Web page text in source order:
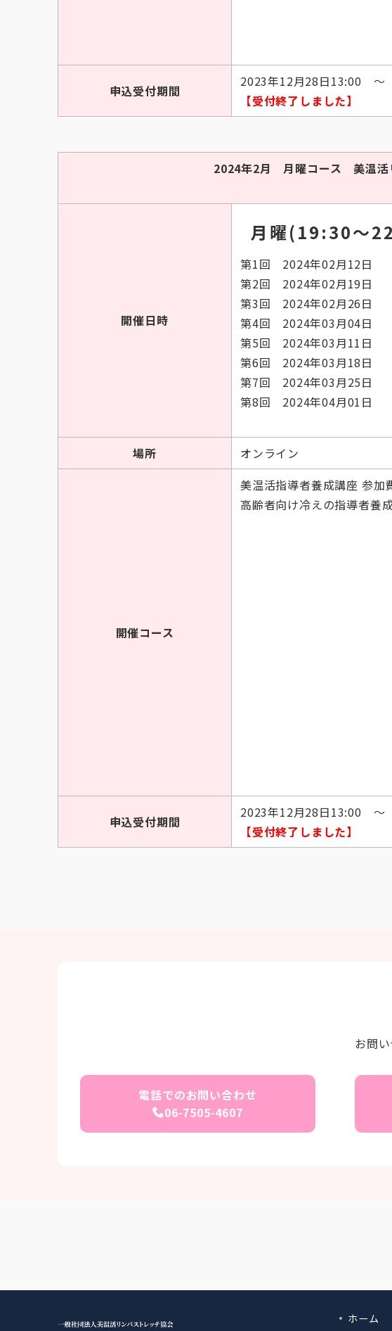
申込受付期間
2023年12月28日13:00
【受付終了しました】
2024年2月 月曜コース 美温活
開催日時
月曜(19:30〜
第1回 2024年02月12日
第2回 2024年02月19日
第3回 2024年02月26日
第4回 2024年03月04日
第5回 2024年03月11日
第6回 2024年03月18日
第7回 2024年03月25日
第8回 2024年04月01日
場所 オンライン
開催コース
美温活指導者養成講座 参
高齢者向け冷えの指導者
申込受付期間
2023年12月28日13:00
【受付終了しました】
お問
電話でのお問い合わせ
06-7505-4607
ホーム